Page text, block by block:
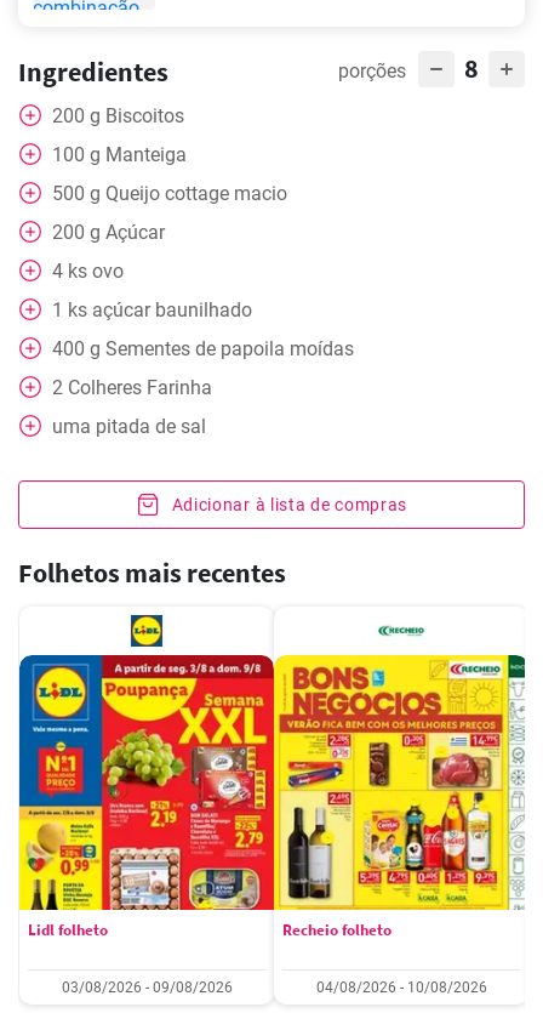
Ingredientes porções 8
200 g Biscoitos
100 g Manteiga
500 g Queijo cottage macio
200 g Açúcar
4 ks ovo
1 ks açúcar baunilhado
400 g Sementes de papoila moídas
2 Colheres Farinha
uma pitada de sal
Adicionar à lista de compras
Folhetos mais recentes
Lidl folheto
03/08/2026 - 09/08/2026
Recheio folheto
04/08/2026 - 10/08/2026